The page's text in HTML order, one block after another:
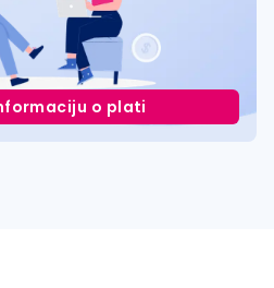
o plati